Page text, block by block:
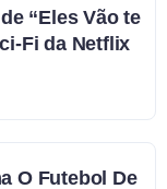
“Eles Vão te
Fi da Netflix
O Futebol De